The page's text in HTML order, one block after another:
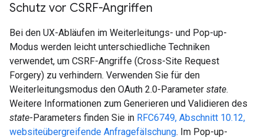
Schutz vor CSRF-Angriffen
Bei den UX-Abläufen im Weiterleitungs- und Pop-up-
Modus werden leicht unterschiedliche Techniken
verwendet, um CSRF-Angriffe (Cross-Site Request
Forgery) zu verhindern. Verwenden Sie für den
Weiterleitungsmodus den OAuth 2.0-Parameter state.
Weitere Informationen zum Generieren und Validieren des
state-Parameters finden Sie in RFC6749, Abschnitt 10.12,
websiteübergreifende Anfragefälschung. Im Pop-up-